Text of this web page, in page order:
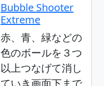
Bubble Shooter
Extreme
赤、青、緑などの
色のボールを３つ
以上つなげて消し